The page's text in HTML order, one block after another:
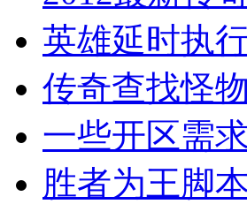
英雄延时执
传奇查找怪
一些开区需
胜者为王脚